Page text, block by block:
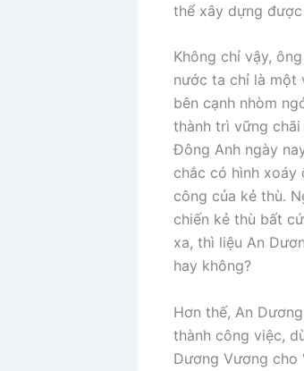
thể xây dựng
Không chỉ vậy,
nước ta chỉ là một
bên cạnh nhòm
thành trì vững
Đông Anh ngày
chắc có hình xoáy
công của kẻ thù.
chiến kẻ thù bất
xa, thì liệu An
hay không?
Hơn thế, An
thành công việc,
Dương Vương cho